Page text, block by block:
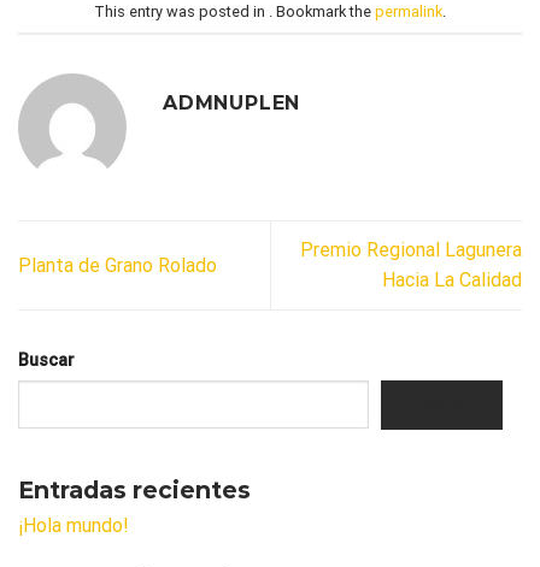
This entry was posted in . Bookmark the permalink
ADMNUPLEN
Planta de Grano Rolado
Premio Regional Lagunera
Hacia La Calidad
Buscar
Entradas recientes
¡Hola mundo!